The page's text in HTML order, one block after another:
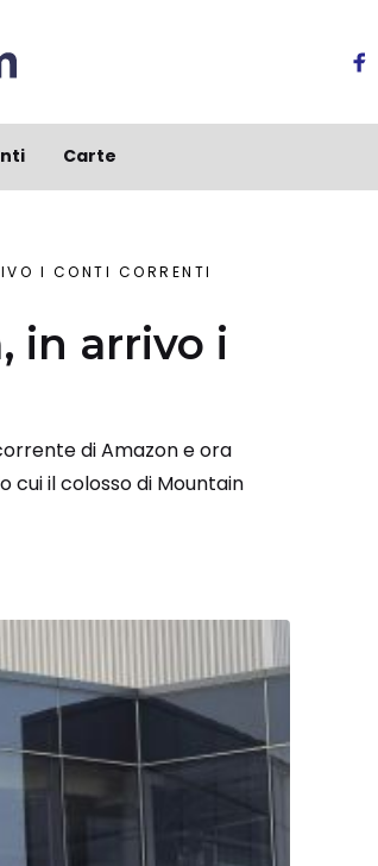
Carte
I CONTI CORRENTI
in arrivo i
di Amazon e ora
cui il colosso di Mountain